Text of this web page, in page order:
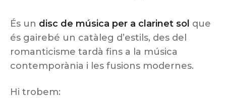
És un disc de música per a clarinet sol que
és gairebé un catàleg d’estils, des del
romanticisme tardà fins a la música
contemporània i les fusions modernes.
Hi trobem: